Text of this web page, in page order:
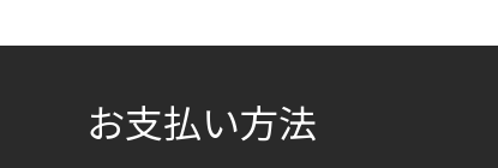
お支払い方法